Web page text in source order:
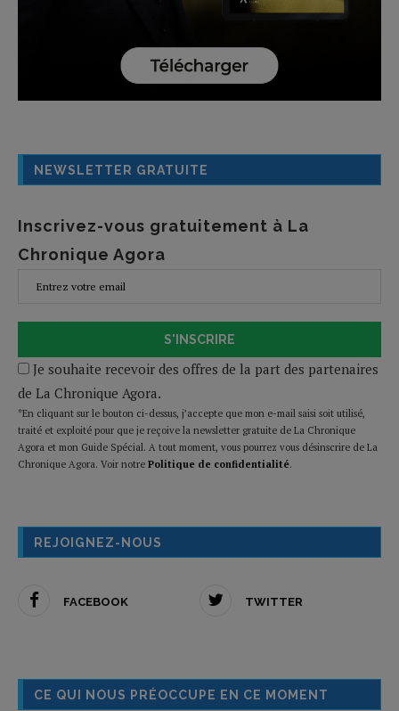
NEWSLETTER GRATUITE
Inscrivez-vous gratuitement à La
Chronique Agora
S'INSCRIRE
Je souhaite recevoir des offres de la part des partenaires
de La Chronique Agora.
*En cliquant sur le bouton ci-dessus, j’accepte que mon e-mail saisi soit utilisé,
traité et exploité pour que je reçoive la newsletter gratuite de La Chronique
Agora et mon Guide Spécial. A tout moment, vous pourrez vous désinscrire de La
Chronique Agora. Voir notre Politique de confidentialité.
REJOIGNEZ-NOUS
FACEBOOK TWITTER
CE QUI NOUS PRÉOCCUPE EN CE MOMENT